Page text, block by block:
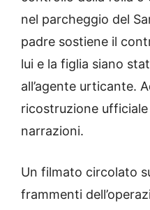
nel parcheggio del
padre sostiene il
lui e la figlia siano
all’agente urticante.
ricostruzione
narrazioni.
Un filmato circolato
frammenti